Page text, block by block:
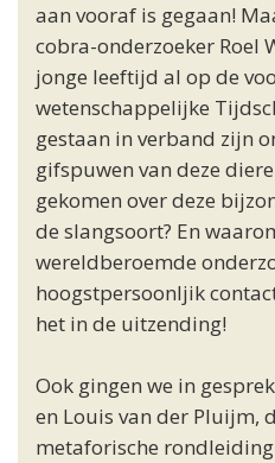
aan vooraf is gegaan!
cobra-onderzoeker Roel
jonge leeftijd al op de
wetenschappelijke
gestaan in verband zijn
gifspuwen van deze
gekomen over deze
de slangsoort? En
wereldberoemde
hoogstpersoonljik
het in de uitzending!
Ook gingen we in
en Louis van der Pluijm,
metaforische